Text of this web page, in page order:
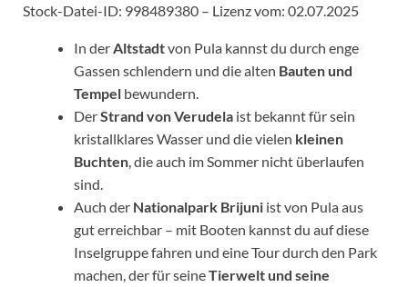
Stock-Datei-ID: 998489380 – Lizenz vom: 02.07.2025
In der Altstadtvon Pula kannst du durch enge
Gassen schlendern und die alten Bauten und
Tempel bewundern.
DerStrand von Verudela ist bekannt für sein
kristallklares Wasser und die vielen kleinen
Buchten , die auch im Sommer nicht überlaufen
sind.
Auch der Nationalpark Brijuni ist von Pula aus
gut erreichbar – mit Booten kannst du auf diese
Inselgruppe fahren und eine Tour durch den Park
machen, der für seineTierwelt und seine